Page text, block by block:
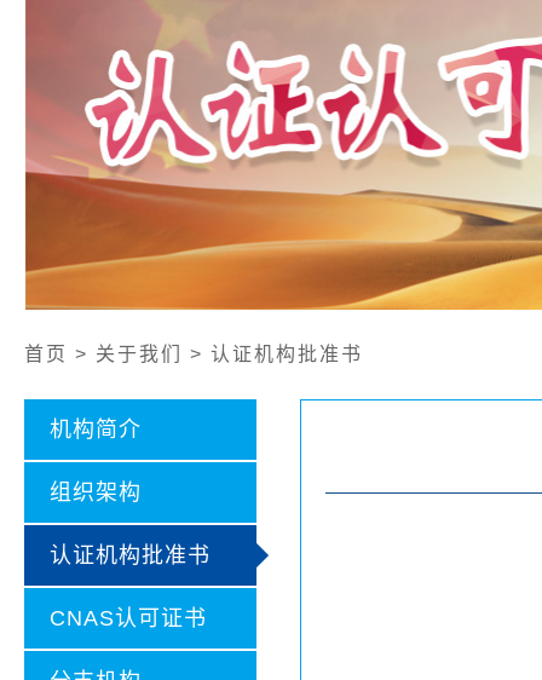
ISO20000认证
服务认证
其他管理体系认证
公开文件
认证证书样本
认证业务范围
社会责任报告
首页 > 关于我们 > 认证机构批准书
机构简介
组织架构
认证机构批准书
CNAS认可证书